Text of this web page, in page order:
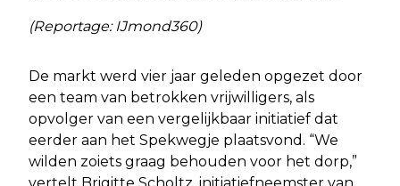
(Reportage: IJmond360)
De markt werd vier jaar geleden opgezet door
een team van betrokken vrijwilligers, als
opvolger van een vergelijkbaar initiatief dat
eerder aan het Spekwegje plaatsvond. “We
wilden zoiets graag behouden voor het dorp,”